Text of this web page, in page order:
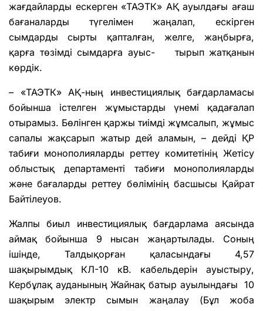
жағдайларды ескерген «ТАЭТК» АҚ ауылдағы ағаш
бағаналарды түгелімен жаңалап, ескірген
сымдарды сырты қапталған, желге, жаңбырға,
қарға төзімді сымдарға ауыс- тырып жатқанын
көрдік.
– «ТАЭТК» АҚ-ның инвестициялық бағдарламасы
бойынша істелген жұмыстарды үнемі қадағалап
отырамыз. Бөлінген қаржы тиімді жұмсалып, жұмыс
сапалы жақсарып жатыр дей аламын, – дейді ҚР
табиғи монополияларды реттеу комитетінің Жетісу
облыстық департаменті табиғи монополияларды
және бағаларды реттеу бөлімінің басшысы Қайрат
Байтілеуов.
Жалпы биыл инвестициялық бағдарлама аясында
аймақ бойынша 9 нысан жаңартылады. Соның
ішінде, Талдықорған қаласындағы 4,57
шақырымдық КЛ-10 кВ. кабельдерін ауыстыру,
Кербұлақ ауданының Жайнақ батыр ауылындағы 10
шақырым электр сымын жаңалау (Бұл жоба